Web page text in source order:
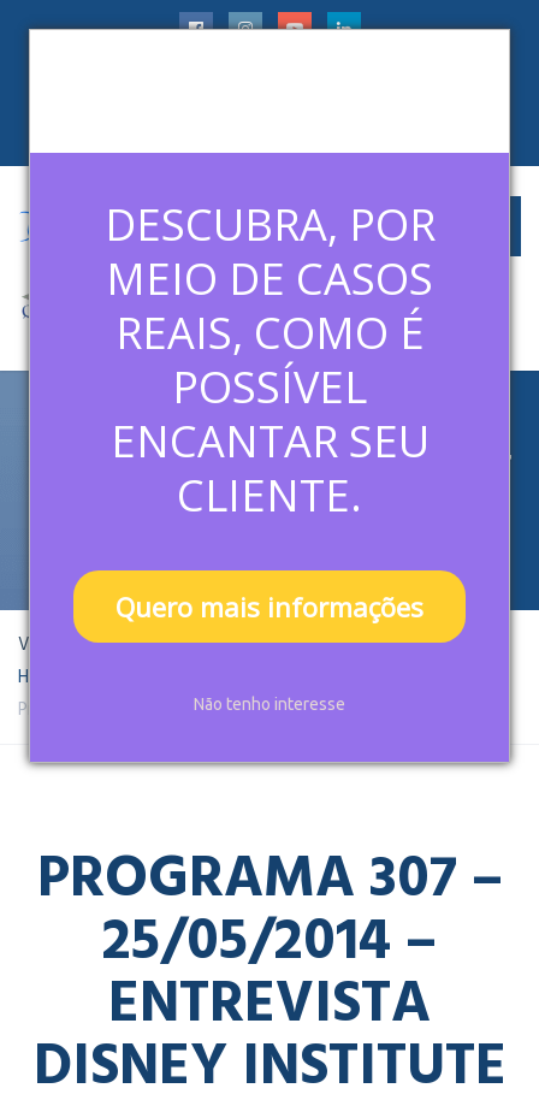
DESCUBRA, POR
MEIO DE CASOS
REAIS, COMO É
POSSÍVEL
ENCANTAR SEU
CLIENTE.
Quero mais informações
Não tenho interesse
PROGRAMA 307 – 25/05/2014
– ENTREVISTA DISNEY
INSTITUTE
Você está aqui:
Home
Programa 307 – 25/05/2014 – Entrevista Disney Institute
PROGRAMA 307 –
25/05/2014 –
ENTREVISTA
DISNEY INSTITUTE